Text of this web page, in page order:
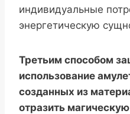
индивидуальные
энергетическую
Третьим способом
использование
созданных из
отразить